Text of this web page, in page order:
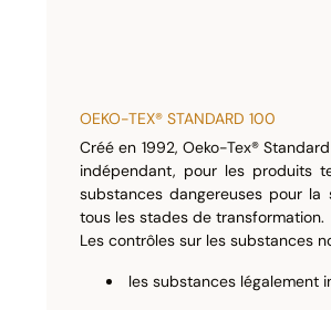
OEKO-TEX® STANDARD 100
Créé en 1992, Oeko-Tex®
indépendant, pour les produits
substances dangereuses pour
tous les stades de transformation.
Les contrôles sur les substances
les substances légalement